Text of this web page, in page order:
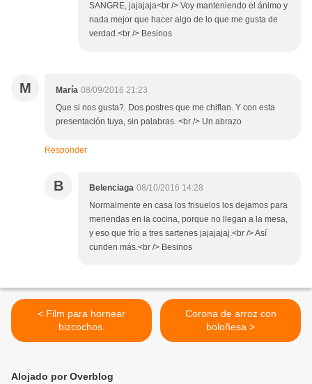
SANGRE, jajajaja<br /> Voy manteniendo el ánimo y
nada mejor que hacer algo de lo que me gusta de
verdad.<br /> Besinos
M María 08/09/2016 21:23
Que si nos gusta?. Dos postres que me chiflan. Y con esta
presentación tuya, sin palabras. <br /> Un abrazo
Responder
B Belenciaga 08/10/2016 14:28
Normalmente en casa los frisuelos los dejamos para
meriendas en la cocina, porque no llegan a la mesa,
y eso que frío a tres sartenes jajajajaj.<br /> Así
cunden más.<br /> Besinos
< Film para hornear
bizcochos.
Corona de arroz con
boloñesa >
Alojado por Overblog